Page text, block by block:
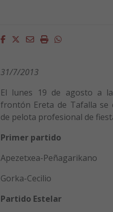
Facebook
Twitter
EmailImprimirWhatsapp
31/7/2013
El lunes 19 de agosto a
frontón Ereta de Tafalla se
de pelota profesional de
Primer partido
Apezetxea-Peñagarikano
Gorka-Cecilio
Partido Estelar